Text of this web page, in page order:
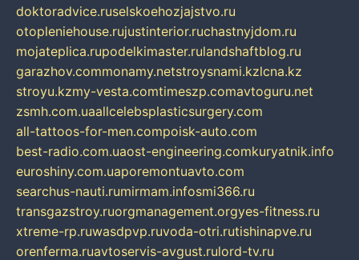
doktoradvice.ruselskoehozjajstvo.ru
otopleniehouse.rujustinterior.ruchastnyjdom.ru
mojateplica.rupodelkimaster.rulandshaftblog.ru
garazhov.commonamy.netstroysnami.kzlcna.kz
stroyu.kzmy-vesta.comtimeszp.comavtoguru.net
zsmh.com.uaallcelebsplasticsurgery.com
all-tattoos-for-men.compoisk-auto.com
best-radio.com.uaost-engineering.comkuryatnik.info
euroshiny.com.uaporemontuavto.com
searchus-nauti.rumirmam.infosmi366.ru
transgazstroy.ruorgmanagement.orgyes-fitness.ru
xtreme-rp.ruwasdpvp.ruvoda-otri.rutishinapve.ru
orenferma.ruavtoservis-avgust.rulord-tv.ru